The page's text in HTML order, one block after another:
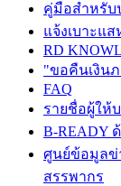
คู่มือสำหรับ
แจ้งเบาะแ
RD
"ขอคืนเงิน
FAQ
รายชื่อผู้ให้
B-READY
ศูนย์ข้อมูลข่
สรรพากร